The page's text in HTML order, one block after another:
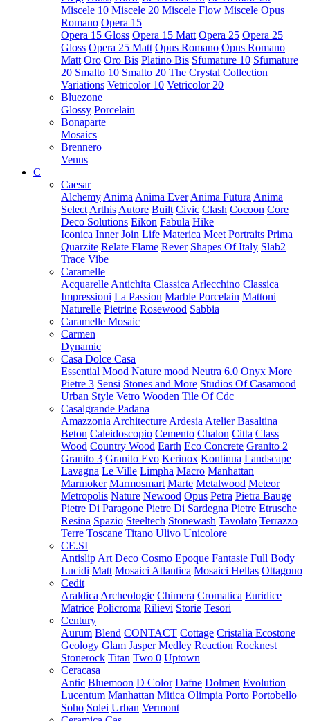
Miscele 10 Miscele 20 Miscele Flow Miscele Opus
Romano Opera 15
Opera 15 Gloss Opera 15 Matt Opera 25 Opera 25
Gloss Opera 25 Matt Opus Romano Opus Romano
Matt Oro Oro Bis Platino Bis Sfumature 10 Sfumature
20 Smalto 10 Smalto 20 The Crystal Collection
Variations Vetricolor 10 Vetricolor 20
Bluezone
Glossy Porcelain
Bonaparte
Mosaics
Brennero
Venus
C
Caesar
Alchemy Anima Anima Ever Anima Futura Anima
Select Arthis Autore Built Civic Clash Cocoon Core
Deco Solutions Eikon Fabula Hike
Iconica Inner Join Life Materica Meet Portraits Prima
Quarzite Relate Flame Rever Shapes Of Italy Slab2
Trace Vibe
Caramelle
Acquarelle Antichita Classica Arlecchino Classica
Impressioni La Passion Marble Porcelain Mattoni
Naturelle Pietrine Rosewood Sabbia
Caramelle Mosaic
Carmen
Dynamic
Casa Dolce Casa
Essential Mood Nature mood Neutra 6.0 Onyx More
Pietre 3 Sensi Stones and More Studios Of Casamood
Urban Style Vetro Wooden Tile Of Cdc
Casalgrande Padana
Amazzonia Architecture Ardesia Atelier Basaltina
Beton Caleidoscopio Cemento Chalon Citta Class
Wood Country Wood Earth Eco Concrete Granito 2
Granito 3 Granito Evo Kerinox Kontinua Landscape
Lavagna Le Ville Limpha Macro Manhattan
Marmoker Marmosmart Marte Metalwood Meteor
Metropolis Nature Newood Opus Petra Pietra Bauge
Pietre Di Paragone Pietre Di Sardegna Pietre Etrusche
Resina Spazio Steeltech Stonewash Tavolato Terrazzo
Terre Toscane Titano Ulivo Unicolore
CE.SI
Antislip Art Deco Cosmo Epoque Fantasie Full Body
Lucidi Matt Mosaici Atlantica Mosaici Hellas Ottagono
Cedit
Araldica Archeologie Chimera Cromatica Euridice
Matrice Policroma Rilievi Storie Tesori
Century
Aurum Blend CONTACT Cottage Cristalia Ecostone
Geology Glam Jasper Medley Reaction Rocknest
Stonerock Titan Two 0 Uptown
Ceracasa
Antic Bluemoon D Color Dafne Dolmen Evolution
Lucentum Manhattan Mitica Olimpia Porto Portobello
Soho Solei Urban Vermont